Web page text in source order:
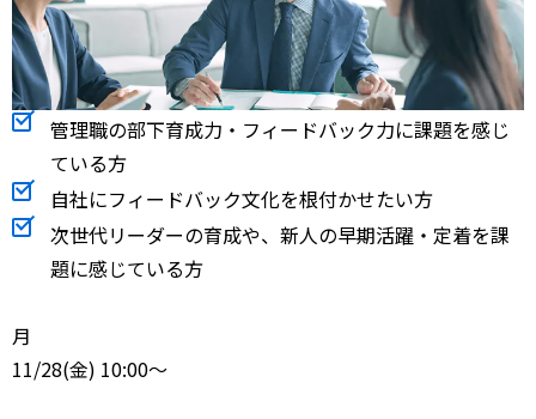
管理職の部下育成力・フィードバック力に課題を感じ
ている方
自社にフィードバック文化を根付かせたい方
次世代リーダーの育成や、新人の早期活躍・定着を課
題に感じている方
月
11/28(金) 10:00～